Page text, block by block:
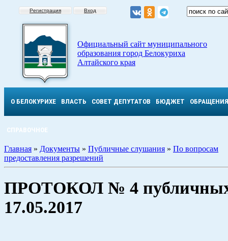
Регистрация Вход
Официальный сайт муниципального
образования город Белокуриха
Алтайского края
О БЕЛОКУРИХЕ ВЛАСТЬ СОВЕТ ДЕПУТАТОВ БЮДЖЕТ ОБРАЩЕНИЯ
СПРАВОЧНОЕ
Главная » Документы » Публичные слушания » По вопросам
предоставления разрешений
ПРОТОКОЛ № 4
17.05.2017